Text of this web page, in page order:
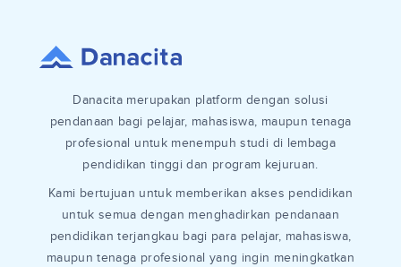
Danacita merupakan platform dengan solusi
pendanaan bagi pelajar, mahasiswa, maupun tenaga
profesional untuk menempuh studi di lembaga
pendidikan tinggi dan program kejuruan.
Kami bertujuan untuk memberikan akses pendidikan
untuk semua dengan menghadirkan pendanaan
pendidikan terjangkau bagi para pelajar, mahasiswa,
maupun tenaga profesional yang ingin meningkatkan